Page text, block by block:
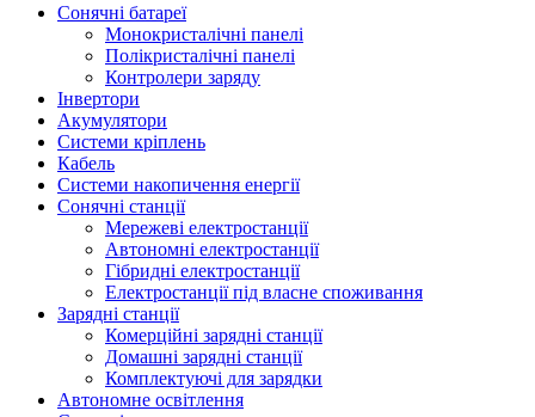
Сонячні батареї
Монокристалічні панелі
Полікристалічні панелі
Контролери заряду
Інвертори
Акумулятори
Системи кріплень
Кабель
Системи накопичення енергії
Сонячні станції
Мережеві електростанції
Автономні електростанції
Гібридні електростанції
Електростанції під власне споживання
Зарядні станції
Комерційні зарядні станції
Домашні зарядні станції
Комплектуючі для зарядки
Автономне освітлення